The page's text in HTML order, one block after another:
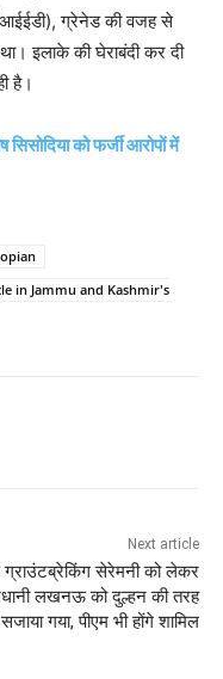
(आईईडी), ग्रेनेड की वजह से
इलाके की घेराबंदी कर दी
है।
को फर्जी आरोपों में
in Jammu and Kashmir's
Next article
ग्राउंटब्रेकिंग सेरेमनी को लेकर
लखनऊ को दुल्हन की तरह
सजाया गया, पीएम भी होंगे शामिल